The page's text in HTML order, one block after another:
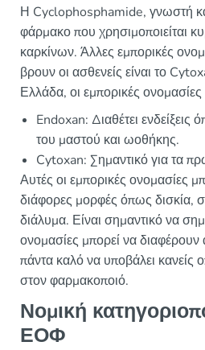
Η Cyclophosphamide, γνωστή
φάρμακο που χρησιμοποιείται
καρκίνων. Άλλες εμπορικές
βρουν οι ασθενείς είναι το
Ελλάδα, οι εμπορικές
Endoxan: Διαθέτει
του μαστού και ωοθήκης.
Cytoxan: Σημαντικό για τα
Αυτές οι εμπορικές ονομασίες
διάφορες μορφές όπως δισκία,
διάλυμα. Είναι σημαντικό να
ονομασίες μπορεί να διαφέρουν
πάντα καλό να υποβάλει κανείς
στον φαρμακοποιό.
Νομική
ΕΟΦ